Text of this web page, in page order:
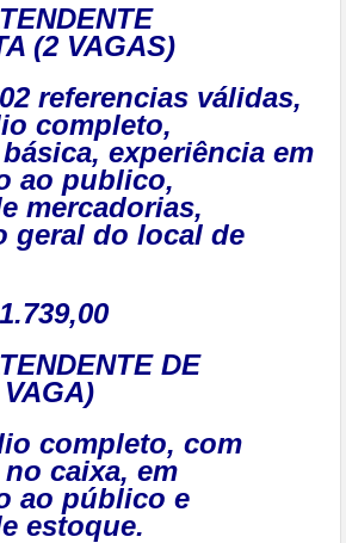
(2 VAGAS)
referencias válidas,
completo,
experiência em
ao publico,
mercadorias,
geral do local de
DE
completo, com
caixa, em
ao público e
estoque.